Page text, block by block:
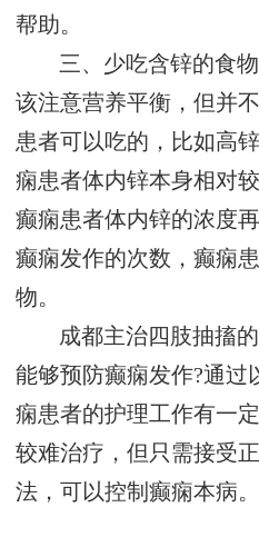
帮助。
三、少吃含锌的食
该注意营养平衡，但并
患者可以吃的，比如高
痫患者体内锌本身相对
癫痫患者体内锌的浓度
癫痫发作的次数，癫痫
物。
成都主治四肢抽搐
能够预防癫痫发作?通过
痫患者的护理工作有一
较难治疗，但只需接受
法，可以控制癫痫本病。